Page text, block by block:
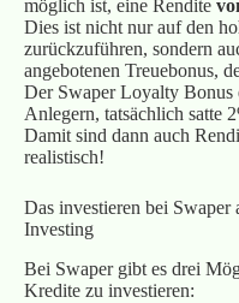
möglich ist, eine Rendite
Dies ist nicht nur auf den
zurückzuführen, sondern
angebotenen Treuebonus,
Der Swaper Loyalty Bonus
Anlegern, tatsächlich satte
Damit sind dann auch
realistisch!
Das investieren bei Swaper
Investing
Bei Swaper gibt es drei
Kredite zu investieren: